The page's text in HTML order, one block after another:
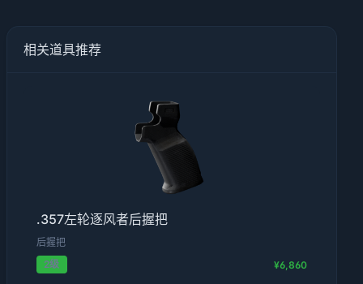
相关道具推荐
.357左轮逐风者后握把
后握把
2级
¥6,860